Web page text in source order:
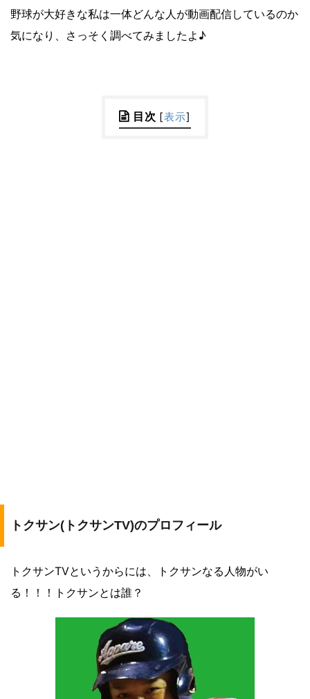
野球が大好きな私は一体どんな人が動画配信しているのか
気になり、さっそく調べてみましたよ♪
目次 [表示]
トクサン(トクサンTV)のプロフィール
トクサンTVというからには、トクサンなる人物がい
る！！！トクサンとは誰？